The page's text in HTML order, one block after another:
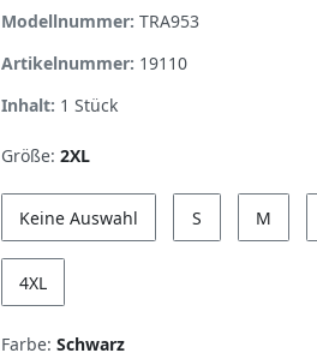
Modellnummer: TRA953
Artikelnummer: 19110
Inhalt: 1 Stück
Größe: 2XL
Keine Auswahl S M
4XL
Farbe: Schwarz